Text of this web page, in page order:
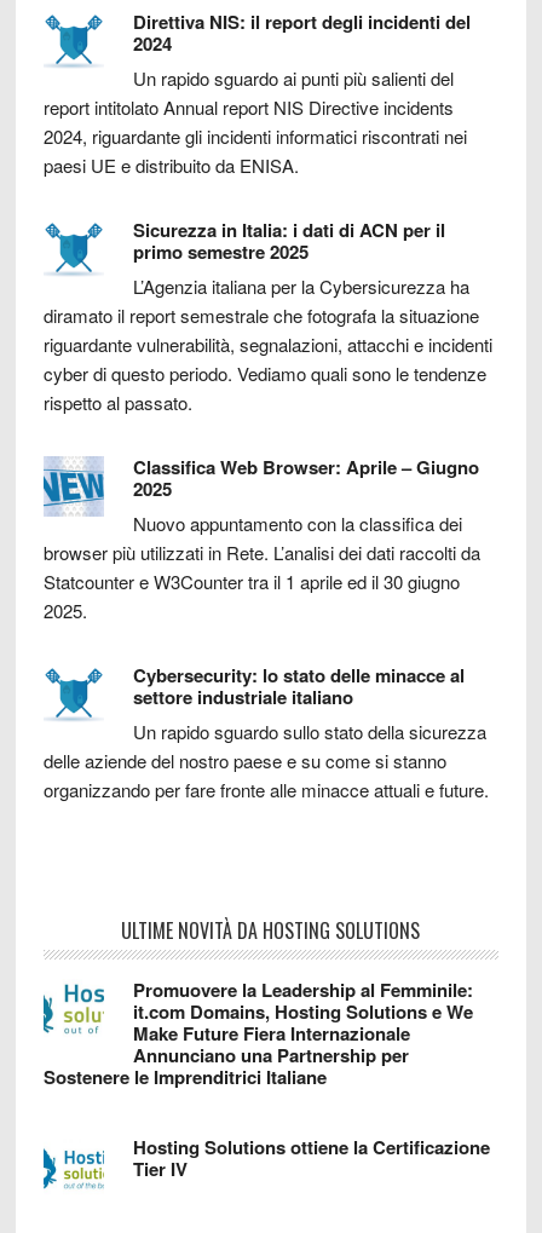
Direttiva NIS: il report degli incidenti del
2024
Un rapido sguardo ai punti più salienti del
report intitolato Annual report NIS Directive incidents
2024, riguardante gli incidenti informatici riscontrati nei
paesi UE e distribuito da ENISA.
Sicurezza in Italia: i dati di ACN per il
primo semestre 2025
L’Agenzia italiana per la Cybersicurezza ha
diramato il report semestrale che fotografa la situazione
riguardante vulnerabilità, segnalazioni, attacchi e incidenti
cyber di questo periodo. Vediamo quali sono le tendenze
rispetto al passato.
Classifica Web Browser: Aprile – Giugno
2025
Nuovo appuntamento con la classifica dei
browser più utilizzati in Rete. L’analisi dei dati raccolti da
Statcounter e W3Counter tra il 1 aprile ed il 30 giugno
2025.
Cybersecurity: lo stato delle minacce al
settore industriale italiano
Un rapido sguardo sullo stato della sicurezza
delle aziende del nostro paese e su come si stanno
organizzando per fare fronte alle minacce attuali e future.
ULTIME NOVITÀ DA HOSTING SOLUTIONS
Promuovere la Leadership al Femminile:
it.com Domains, Hosting Solutions e We
Make Future Fiera Internazionale
Annunciano una Partnership per
Sostenere le Imprenditrici Italiane
Hosting Solutions ottiene la Certificazione
Tier IV